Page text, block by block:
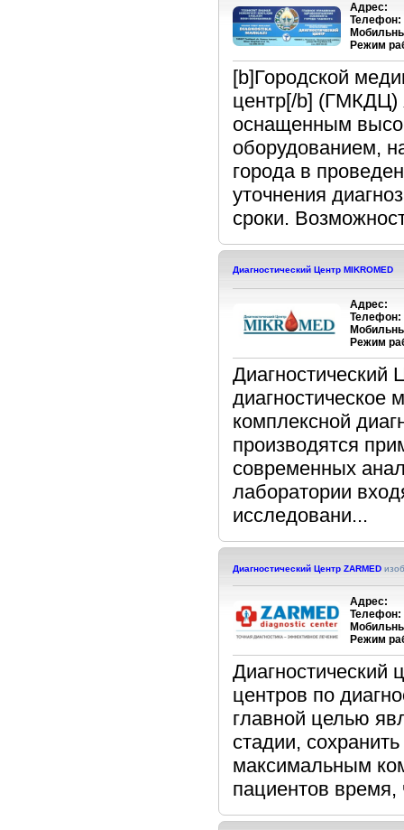
Адрес:
Телефон:
Режим
[b]Городской
центр[/b] (ГМКДЦ)
оснащенным
оборудованием,
города в
уточнения
сроки.
Диагностический Центр MIKROMED
Адрес:
Телефон:
Режим
Диагностический
диагностическое
комплексной
производятся
современных
лаборатории
исследовани...
Диагностический Центр ZARMED
Адрес:
Телефон:
Режим
Диагностический
центров по
главной целью
стадии,
максимальным
пациентов время,